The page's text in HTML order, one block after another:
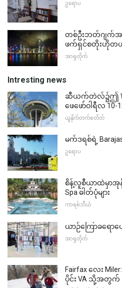
ဥရောပ
တစ်ဦးဘတ်ဂျက်အ
ဖက်ရှင်စတိုးဟိုတ
အာရှတိုက်
Intresting news
ဆီယက်တဲလ်၌ဤ
ဖေဖော်ဝါရီလ 10-
ယူနိုက်တက်စတိတ်
မက်ဒရစ်ရဲ့
ဥရောပ
စိန့်လူစီယာထဲမှာအုန်
Spa ဓါတ်ပုံများ
ကာရစ်ဘီယံ
ယာဉ်ကြောခရော
အာရှတိုက်
Fairfax လေး
ပိုင်း VA သို့အတွက်